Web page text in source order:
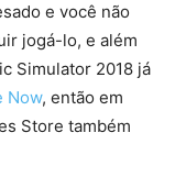
e você não
jogá-lo, e além
Simulator 2018 já
Now, então em
Store também